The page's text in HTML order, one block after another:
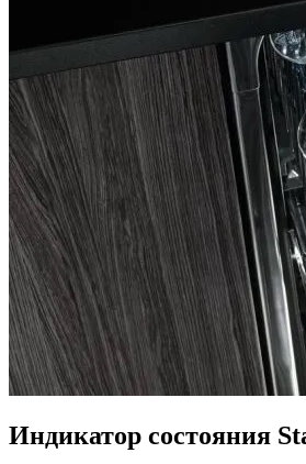
Индикатор состояния